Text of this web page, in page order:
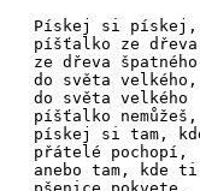
Pískej si pískej,
píšťalko ze
ze dřeva špatného
do světa velkého,
do světa velkého
píšťalko nemůžeš,
pískej si tam,
přátelé pochopí,
anebo tam, kde ti